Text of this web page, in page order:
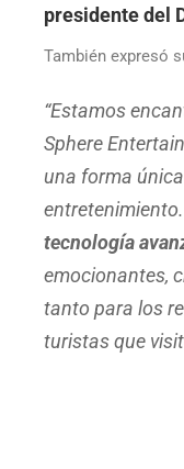
presidente del
También expresó
“Estamos
Sphere
una forma
tecnología
emocionantes,
tanto para los
turistas que